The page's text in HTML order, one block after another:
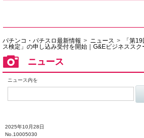
パチンコ・パチスロ最新情報 ニュース
「第
ス検定」の申し込み受付を開始｜G&Eビジネススク
ニュース
ニュース内を
2025年10月28日
No.10005030